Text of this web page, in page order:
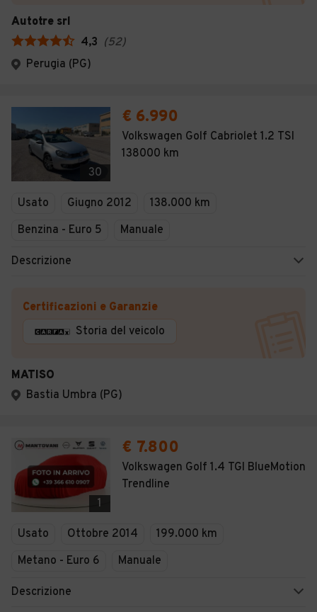
Autotre srl
4,3 (52)
Perugia (PG)
30
€ 6.990
Volkswagen Golf Cabriolet 1.2 TSI
138000 km
Usato Giugno 2012
138.000 km
Benzina - Euro 5
Manuale
Descrizione
Certificazioni e Garanzie
Storia del veicolo
MATISO
Bastia Umbra (PG)
1
€ 7.800
Volkswagen Golf 1.4 TGI BlueMotion
Trendline
Usato Ottobre 2014
199.000 km
Metano - Euro 6
Manuale
Descrizione